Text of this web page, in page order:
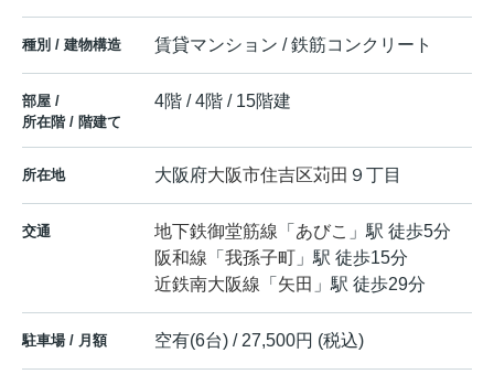
種別 / 建物構造 賃貸マンション / 鉄筋コンクリート
部屋 /
所在階 / 階建て
4階 / 4階 / 15階建
所在地 大阪府大阪市住吉区苅田 ９丁目
交通 地下鉄御堂筋線 「 あびこ 」駅 徒歩5分
阪和線 「 我孫子町 」駅 徒歩15分
近鉄南大阪線 「 矢田 」駅 徒歩29分
駐車場 / 月額 空有(6台) / 27,500円 (税込)